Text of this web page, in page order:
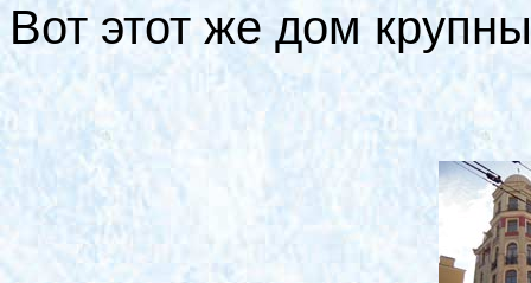
Вот этот же дом